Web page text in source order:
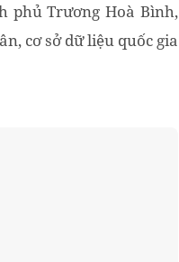
phủ Trương Hoà Bình,
cơ sở dữ liệu quốc gia